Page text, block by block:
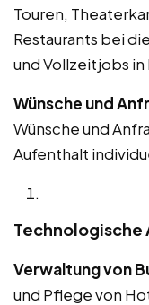
Touren,
Restaurants bei
und Vollzeitjobs in
Wünsche und
Wünsche und
Aufenthalt
Technologische
Verwaltung von
und Pflege von